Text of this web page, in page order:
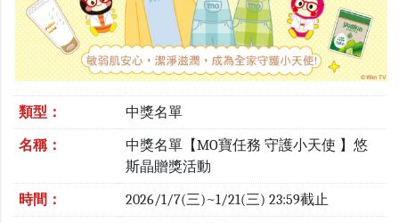
類型： 中獎名單
名稱：
中獎名單【MO寶任務 守護小天使 】悠
斯晶贈獎活動
時間： 2026/1/7(三)~1/21(三) 23:59截止